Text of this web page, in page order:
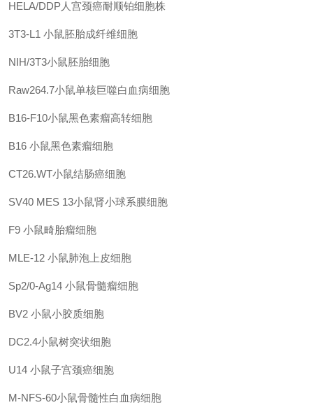
HELA/DDP人宫颈癌耐顺铂细胞株
3T3-L1 小鼠胚胎成纤维细胞
NIH/3T3小鼠胚胎细胞
Raw264.7小鼠单核巨噬白血病细胞
B16-F10小鼠黑色素瘤高转细胞
B16 小鼠黑色素瘤细胞
CT26.WT小鼠结肠癌细胞
SV40 MES 13小鼠肾小球系膜细胞
F9 小鼠畸胎瘤细胞
MLE-12 小鼠肺泡上皮细胞
Sp2/0-Ag14 小鼠骨髓瘤细胞
BV2 小鼠小胶质细胞
DC2.4小鼠树突状细胞
U14 小鼠子宫颈癌细胞
M-NFS-60小鼠骨髓性白血病细胞